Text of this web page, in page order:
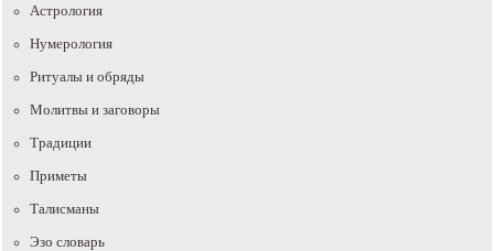
Астрология
Нумерология
Ритуалы и обряды
Молитвы и заговоры
Традиции
Приметы
Талисманы
Эзо словарь